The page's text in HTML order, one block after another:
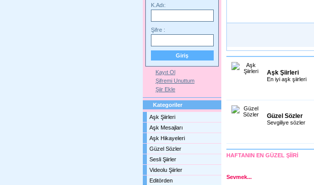
K.Adı:
Şifre :
Kayıt Ol
Şifremi Unuttum
Şiir Ekle
Kategoriler
Aşk Şiirleri
Aşk Mesajları
Aşk Hikayeleri
Güzel Sözler
Sesli Şiirler
Videolu Şiirler
Editörden
Aşk Şiirleri
En iyi aşk şiirleri
Güzel Sözler
Sevgiliye sözler
HAFTANIN EN GÜZEL ŞİİRİ
Sevmek...